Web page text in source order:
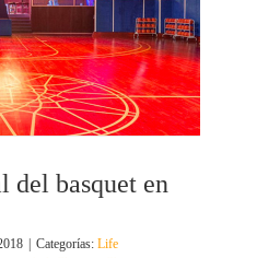
del basquet en
Categorías: Life